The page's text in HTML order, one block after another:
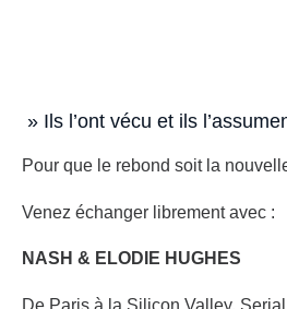
» Ils l’ont vécu et ils
Pour que le rebond soit la
Venez échanger librement avec :
NASH & ELODIE HUGHES
De Paris à la Silicon Valley,